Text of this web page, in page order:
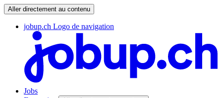
Aller directement au contenu
jobup.ch Logo de navigation
Jobs